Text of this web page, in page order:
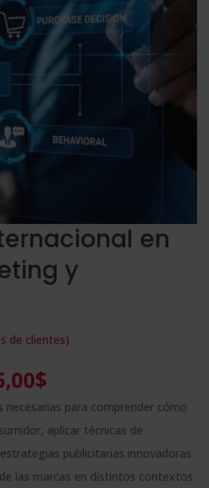
en
y
de clientes)
$
precio
actual
es:
595,00$.
necesarias para comprender cómo
aplicar técnicas de
publicitarias innovadoras
las marcas en distintos contextos